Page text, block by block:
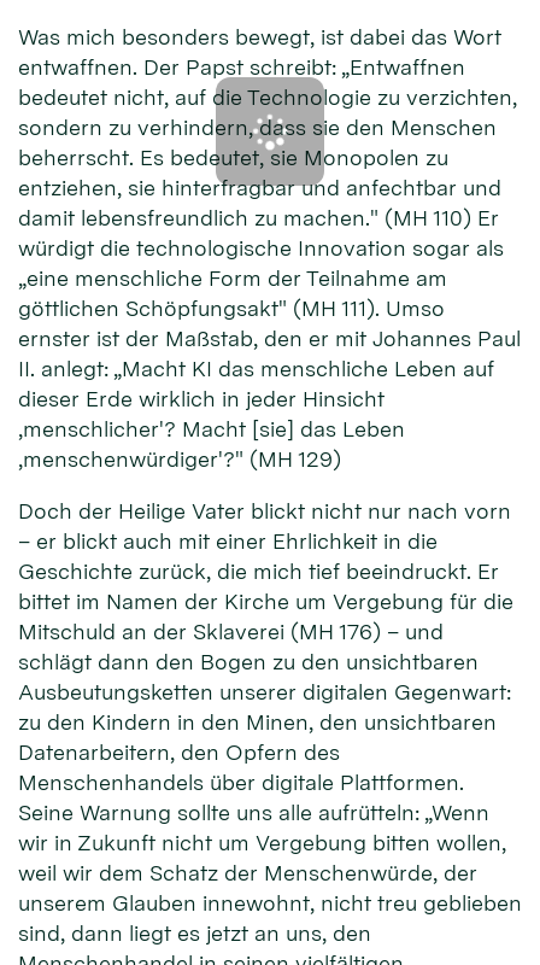
Was mich besonders bewegt, ist dabei das Wort
entwaffnen. Der Papst schreibt: „Entwaffnen
bedeutet nicht, auf die Technologie zu verzichten,
sondern zu verhindern, dass sie den Menschen
beherrscht. Es bedeutet, sie Monopolen zu
entziehen, sie hinterfragbar und anfechtbar und
damit lebensfreundlich zu machen." (MH 110) Er
würdigt die technologische Innovation sogar als
„eine menschliche Form der Teilnahme am
göttlichen Schöpfungsakt" (MH 111). Umso
ernster ist der Maßstab, den er mit Johannes Paul
II. anlegt: „Macht KI das menschliche Leben auf
dieser Erde wirklich in jeder Hinsicht
‚menschlicher'? Macht [sie] das Leben
‚menschenwürdiger'?" (MH 129)
Doch der Heilige Vater blickt nicht nur nach vorn
– er blickt auch mit einer Ehrlichkeit in die
Geschichte zurück, die mich tief beeindruckt. Er
bittet im Namen der Kirche um Vergebung für die
Mitschuld an der Sklaverei (MH 176) – und
schlägt dann den Bogen zu den unsichtbaren
Ausbeutungsketten unserer digitalen Gegenwart:
zu den Kindern in den Minen, den unsichtbaren
Datenarbeitern, den Opfern des
Menschenhandels über digitale Plattformen.
Seine Warnung sollte uns alle aufrütteln: „Wenn
wir in Zukunft nicht um Vergebung bitten wollen,
weil wir dem Schatz der Menschenwürde, der
unserem Glauben innewohnt, nicht treu geblieben
sind, dann liegt es jetzt an uns, den